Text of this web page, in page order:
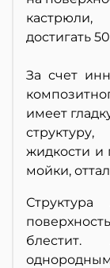
достигать
За счет
имеет
жидкости и
мойки,
блестит.